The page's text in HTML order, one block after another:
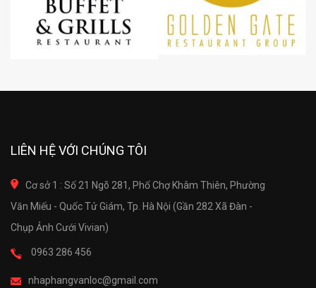
LIÊN HỆ VỚI CHÚNG TÔI
Cơ sở 1 : Số 21 Ngõ 281, Phố Chợ Khâm Thiên, Phường
Văn Miếu - Quốc Tử Giám, Tp. Hà Nội (Gần 282 Xã Đàn -
Chụp Ảnh Cưới Vivian)
0963 286 456
nhaphangvanloc@gmail.com